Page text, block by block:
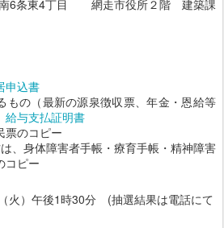
6条東4丁目 網走市役所２階 建築課
申込書
もの（最新の源泉徴収票、年金・恩給等
給与支払証明書
票のコピー
、身体障害者手帳・療育手帳・精神障害
コピー
火）午後1時30分 (抽選結果は電話にて